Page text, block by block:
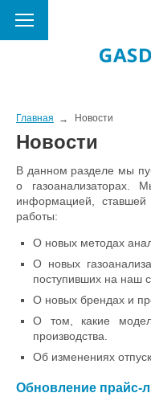
Главная Новости
Новости
В данном разделе мы
о газоанализаторах.
информацией,
работы:
О новых методах
О новых
поступивших на наш
О новых брендах и
О том, какие
производства.
Об изменениях
Обновление прайс-